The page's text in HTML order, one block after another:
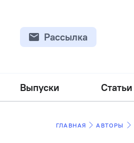
Рассылка
Выпуски Статьи
ГЛАВНАЯ АВТОРЫ